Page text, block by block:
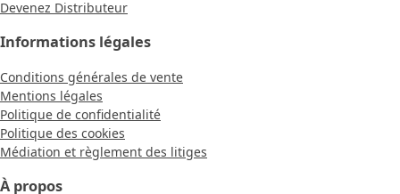
Devenez Distributeur
Informations légales
Conditions générales de vente
Mentions légales
Politique de confidentialité
Politique des cookies
Médiation et règlement des litiges
À propos